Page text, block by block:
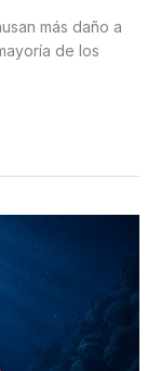
más daño a
de los